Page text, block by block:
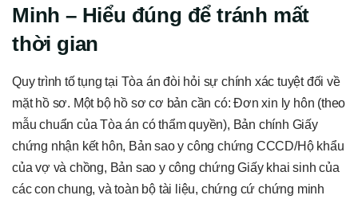
Minh – Hiểu đúng để tránh mất
thời gian
Quy trình tố tụng tại Tòa án đòi hỏi sự chính xác tuyệt đối về
mặt hồ sơ. Một bộ hồ sơ cơ bản cần có: Đơn xin ly hôn (theo
mẫu chuẩn của Tòa án có thẩm quyền), Bản chính Giấy
chứng nhận kết hôn, Bản sao y công chứng CCCD/Hộ khẩu
của vợ và chồng, Bản sao y công chứng Giấy khai sinh của
các con chung, và toàn bộ tài liệu, chứng cứ chứng minh